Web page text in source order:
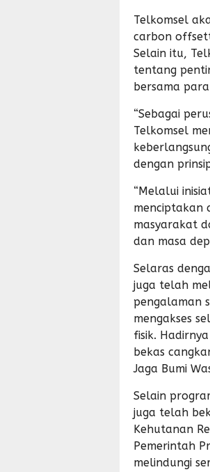
Telkomsel
carbon
Selain itu,
tentang
bersama
“Sebagai
Telkomsel
dengan
“Melalui
menciptakan
masyarakat
dan masa
Selaras
juga telah
pengalaman
mengakses
fisik.
bekas
Jaga Bumi
Selain
juga telah
Kehutanan
Pemerintah
melindungi